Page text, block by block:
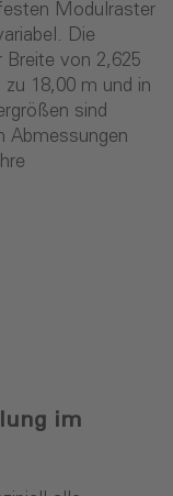
Modulraster
Die
Breite von 2,625
18,00 m und in
sind
Abmessungen
im